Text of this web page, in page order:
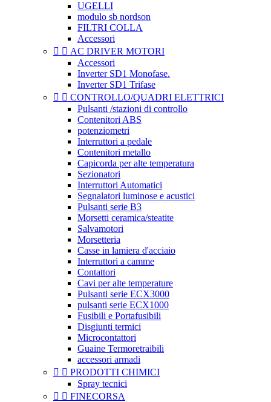
UGELLI
modulo sb nordson
FILTRI COLLA
Accessori
  AC DRIVER MOTORI
Accessori
Inverter SD1 Monofase.
Inverter SD1 Trifase
  CONTROLLO/QUADRI ELETTRICI
Pulsanti /stazioni di controllo
Contenitori ABS
potenziometri
Interruttori a pedale
Contenitori metallo
Capicorda per alte temperatura
Sezionatori
Interruttori Automatici
Segnalatori luminose e acustici
Pulsanti serie B3
Morsetti ceramica/steatite
Salvamotori
Morsetteria
Casse in lamiera d'acciaio
Interruttori a camme
Contattori
Cavi per alte temperature
Pulsanti serie ECX3000
pulsanti serie ECX1000
Fusibili e Portafusibili
Disgiunti termici
Microcontattori
Guaine Termoretraibili
accessori armadi
  PRODOTTI CHIMICI
Spray tecnici
  FINECORSA